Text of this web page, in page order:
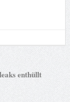
enthüllt